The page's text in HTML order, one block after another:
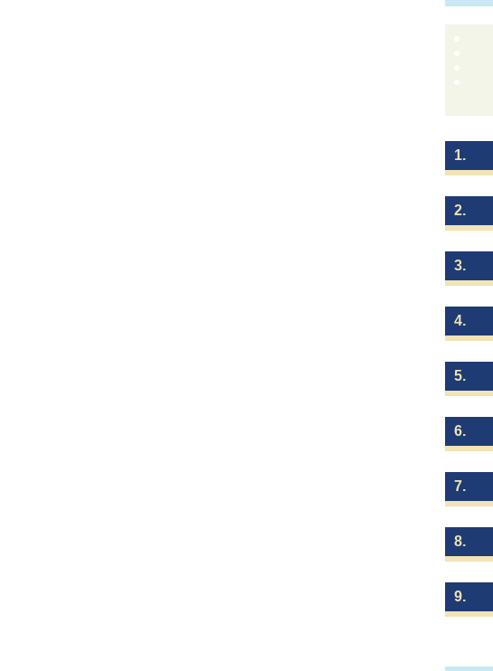
1.
2.
3.
4.
5.
6.
7.
8.
9.